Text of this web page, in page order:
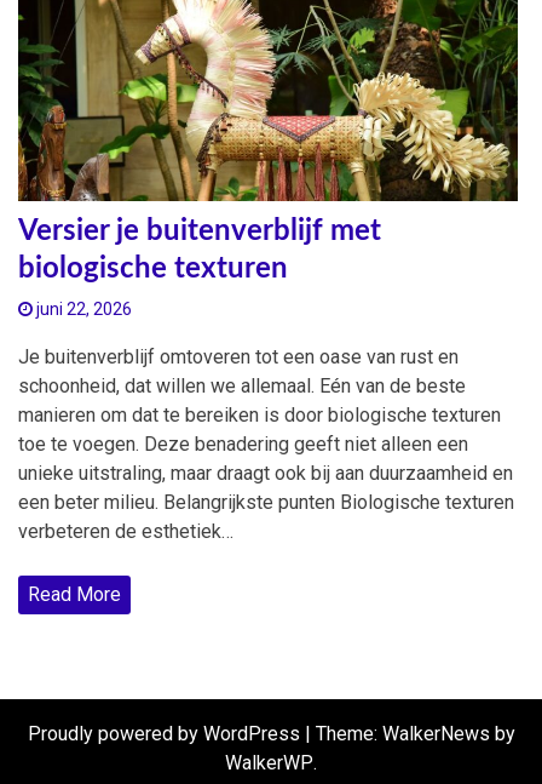
Versier je buitenverblijf met
biologische texturen
juni 22, 2026
Je buitenverblijf omtoveren tot een oase van rust en
schoonheid, dat willen we allemaal. Eén van de beste
manieren om dat te bereiken is door biologische texturen
toe te voegen. Deze benadering geeft niet alleen een
unieke uitstraling, maar draagt ook bij aan duurzaamheid en
een beter milieu. Belangrijkste punten Biologische texturen
verbeteren de esthetiek…
Read More
Proudly powered by WordPress | Theme: WalkerNews by
WalkerWP.